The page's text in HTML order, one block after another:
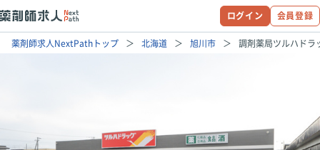
ログイン 会員登録
薬剤師求人NextPathトップ 北海道 旭川市 調剤薬局ツルハドラ